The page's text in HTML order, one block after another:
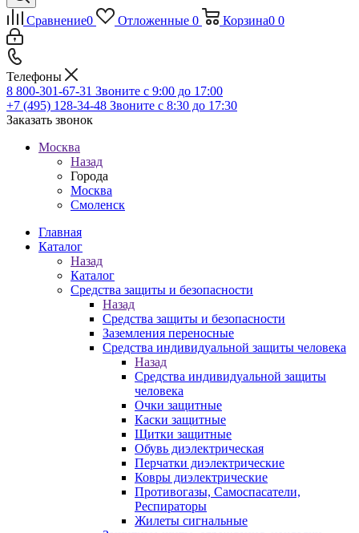
Сравнение0 Отложенные 0 Корзина0 0
Телефоны
8 800-301-67-31 Звоните с 9:00 до 17:00
+7 (495) 128-34-48 Звоните с 8:30 до 17:30
Заказать звонок
Москва
Назад
Города
Москва
Смоленск
Главная
Каталог
Назад
Каталог
Средства защиты и безопасности
Назад
Средства защиты и безопасности
Заземления переносные
Средства индивидуальной защиты человека
Назад
Средства индивидуальной защиты
человека
Очки защитные
Каски защитные
Щитки защитные
Обувь диэлектрическая
Перчатки диэлектрические
Ковры диэлектрические
Противогазы, Самоспасатели,
Респираторы
Жилеты сигнальные